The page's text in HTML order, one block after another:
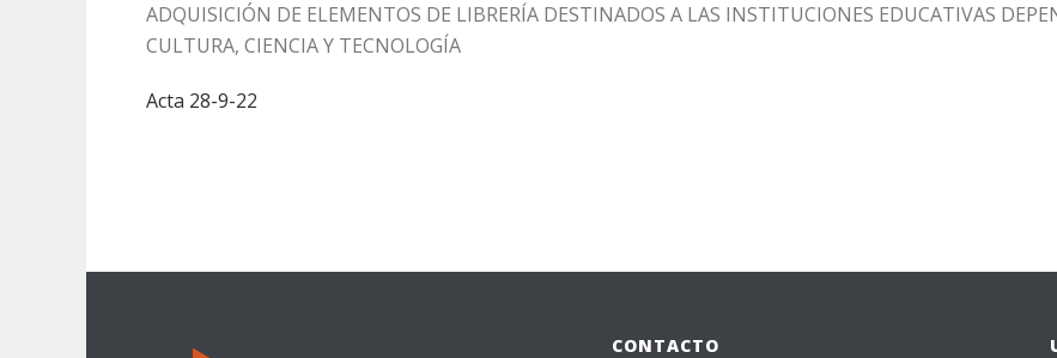
ADQUISICIÓN DE ELEMENTOS DE LIBRERÍA DESTINADOS A LAS INSTITUCIONES EDUCATIVAS
CULTURA, CIENCIA Y TECNOLOGÍA
Acta 28-9-22
CONTACTO